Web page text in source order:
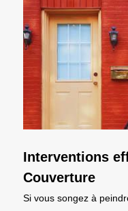
Interventions
Couverture
Si vous songez à